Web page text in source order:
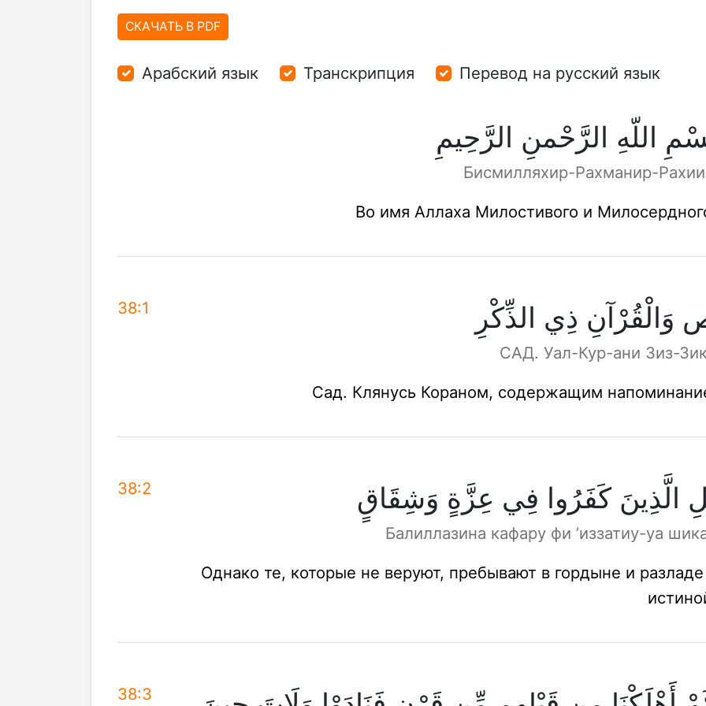
СКАЧАТЬ В PDF
Арабский язык Транскрипция Перевод на русский язык
اللّهِ الرَّحْمنِ الرَّحِيمِ
Бисмилляхир-Рахманир-
Во имя Аллаха Милостивого и
38:1 وَالْقُرْآنِ ذِي الذِّكْرِ
САД. Уал-Кур-ани Зиз-
Сад. Клянусь Кораном, содержащим
38:2 الَّذِينَ كَفَرُوا فِي عِزَّةٍ وَشِقَاقٍ
Балиллазина кафару фи ’иззатиу-уа
Однако те, которые не веруют, пребывают в гордыне и
38:3